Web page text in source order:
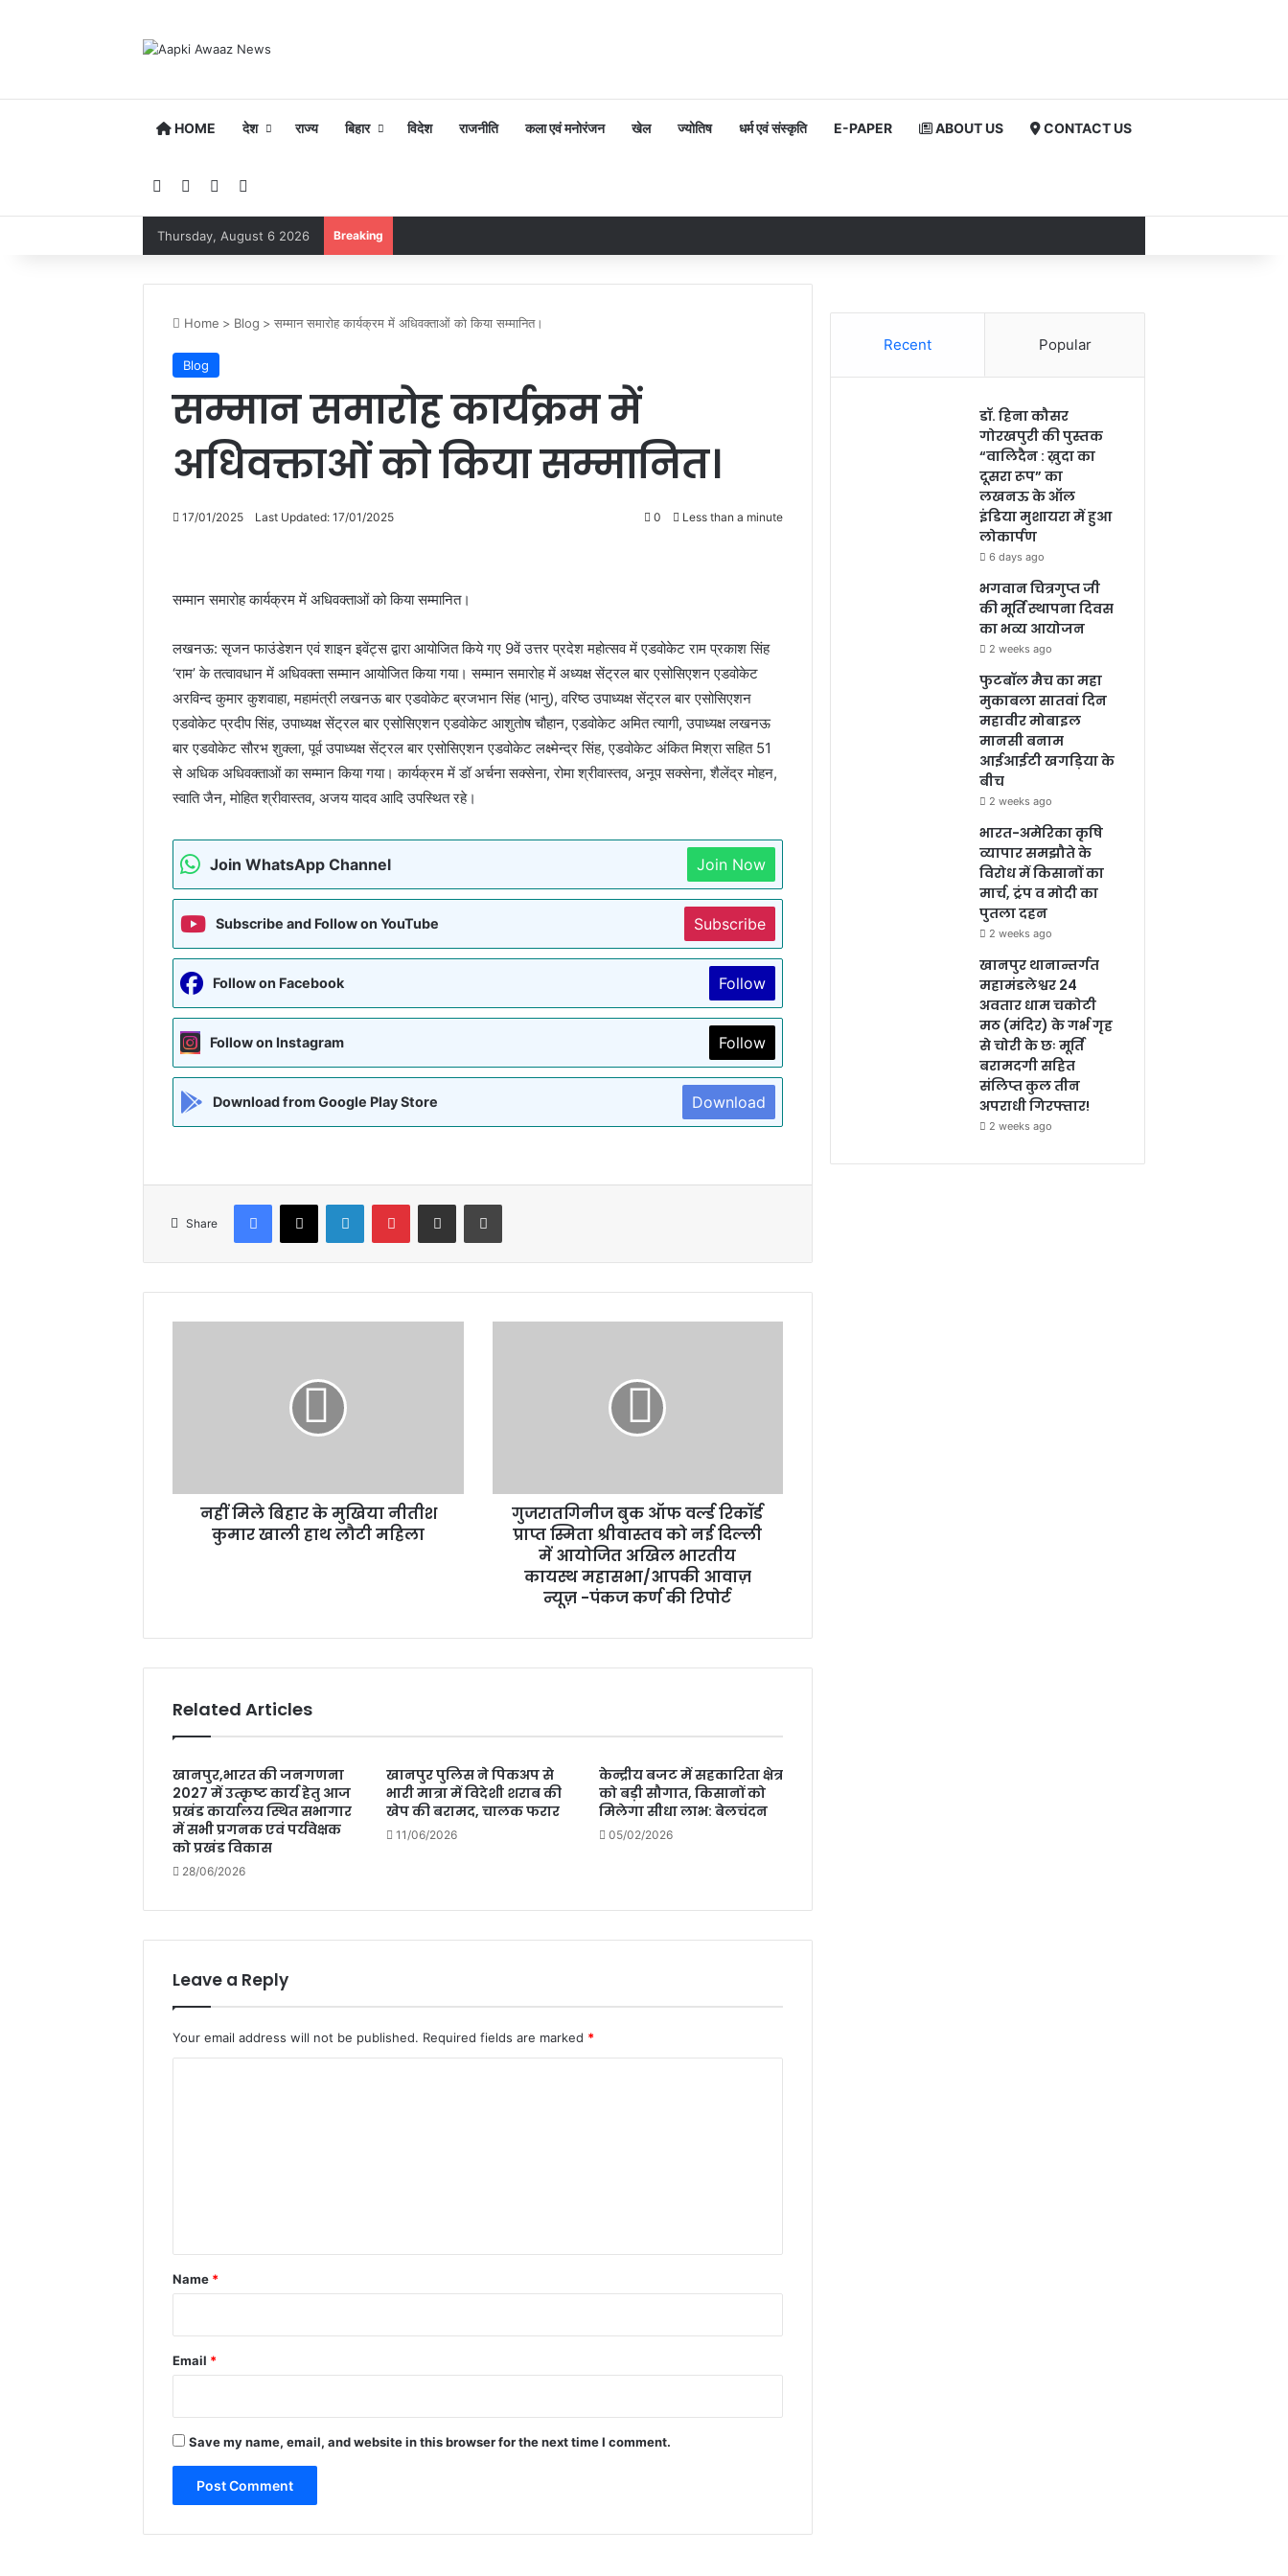
HOME देश राज्य बिहार विदेश राजनीति कला एवं मनोरंजन खेल ज्योतिष धर्म एवं संस्कृति E-PAPER ABOUT US CONTACT US
FacebookYouTubeInstagram
Thursday, August 6 2026 Breaking
Home > Blog > सम्मान समारोह कार्यक्रम में अधिवक्ताओं को किया सम्मानित।
Blog
सम्मान समारोह कार्यक्रम में
अधिवक्ताओं को किया सम्मानित।
17/01/2025 Last Updated: 17/01/2025 0 Less than a minute
सम्मान समारोह कार्यक्रम में अधिवक्ताओं को किया सम्मानित।
लखनऊ: सृजन फाउंडेशन एवं शाइन इवेंट्स द्वारा आयोजित किये गए 9वें उत्तर प्रदेश महोत्सव में एडवोकेट राम प्रकाश सिंह
‘राम’ के तत्वावधान में अधिवक्ता सम्मान आयोजित किया गया। सम्मान समारोह में अध्यक्ष सेंट्रल बार एसोसिएशन एडवोकेट
अरविन्द कुमार कुशवाहा, महामंत्री लखनऊ बार एडवोकेट ब्रजभान सिंह (भानु), वरिष्ठ उपाध्यक्ष सेंट्रल बार एसोसिएशन
एडवोकेट प्रदीप सिंह, उपाध्यक्ष सेंट्रल बार एसोसिएशन एडवोकेट आशुतोष चौहान, एडवोकेट अमित त्यागी, उपाध्यक्ष लखनऊ
बार एडवोकेट सौरभ शुक्ला, पूर्व उपाध्यक्ष सेंट्रल बार एसोसिएशन एडवोकेट लक्ष्मेन्द्र सिंह, एडवोकेट अंकित मिश्रा सहित 51
से अधिक अधिवक्ताओं का सम्मान किया गया। कार्यक्रम में डॉ अर्चना सक्सेना, रोमा श्रीवास्तव, अनूप सक्सेना, शैलेंद्र मोहन,
स्वाति जैन, मोहित श्रीवास्तव, अजय यादव आदि उपस्थित रहे।
Join WhatsApp Channel Join Now
Subscribe and Follow on YouTube Subscribe
Follow on Facebook Follow
Follow on Instagram Follow
Download from Google Play Store Download
Share
Facebook
X LinkedInPinterestShare via Email Print
हाथ
नहीं मिले बिहार के मुखिया नीतीश
कुमार खाली हाथ लौटी महिला
को
दिल्ली
आयोजित
आपकी
-पंकज
की
रिपोर्ट
गुजरातगिनीज बुक ऑफ वर्ल्ड रिकॉर्ड
प्राप्त स्मिता श्रीवास्तव को नई दिल्ली
में आयोजित अखिल भारतीय
कायस्थ महासभा/आपकी आवाज़
न्यूज़ -पंकज कर्ण की रिपोर्ट
Related Articles
खानपुर,भारत की जनगणना
2027 में उत्कृष्ट कार्य हेतु आज
प्रखंड कार्यालय स्थित सभागार
में सभी प्रगनक एवं पर्यवेक्षक
को प्रखंड विकास
28/06/2026
खानपुर पुलिस ने पिकअप से
भारी मात्रा में विदेशी शराब की
खेप की बरामद, चालक फरार
11/06/2026
केन्द्रीय बजट में सहकारिता क्षेत्र
को बड़ी सौगात, किसानों को
मिलेगा सीधा लाभ: बेलचंदन
05/02/2026
Leave a Reply
Your email address will not be published. Required fields are marked *
*
Name *
Email *
Save my name, email, and website in this browser for the next time I comment.
Recent Popular
डॉ. हिना कौसर
गोरखपुरी की पुस्तक
“वालिदैन : ख़ुदा का
दूसरा रूप” का
लखनऊ के ऑल
इंडिया मुशायरा में हुआ
लोकार्पण
6 days ago
भगवान चित्रगुप्त जी
की मूर्ति स्थापना दिवस
का भव्य आयोजन
2 weeks ago
फुटबॉल मैच का महा
मुकाबला सातवां दिन
महावीर मोबाइल
मानसी बनाम
आईआईटी खगड़िया के
बीच
2 weeks ago
भारत-अमेरिका कृषि
व्यापार समझौते के
विरोध में किसानों का
मार्च, ट्रंप व मोदी का
पुतला दहन
2 weeks ago
खानपुर थानान्तर्गत
महामंडलेश्वर 24
अवतार धाम चकोटी
मठ (मंदिर) के गर्भ गृह
से चोरी के छः मूर्ति
बरामदगी सहित
संलिप्त कुल तीन
अपराधी गिरफ्तार!
2 weeks ago